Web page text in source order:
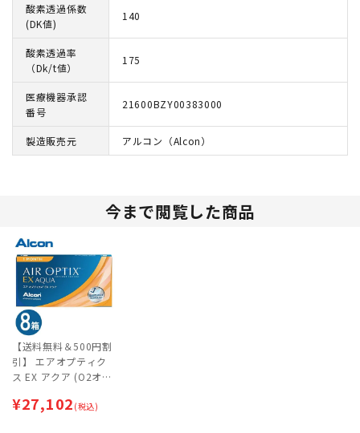
酸素透過係数
(DK値)
140
酸素透過率
（Dk/t値）
175
医療機器承認
番号
21600BZY00383000
製造販売元 アルコン（Alcon）
今まで閲覧した商品
【送料無料＆500円割
引】 エアオプティク
ス EX アクア (O2オプ
¥27,102 (税込)